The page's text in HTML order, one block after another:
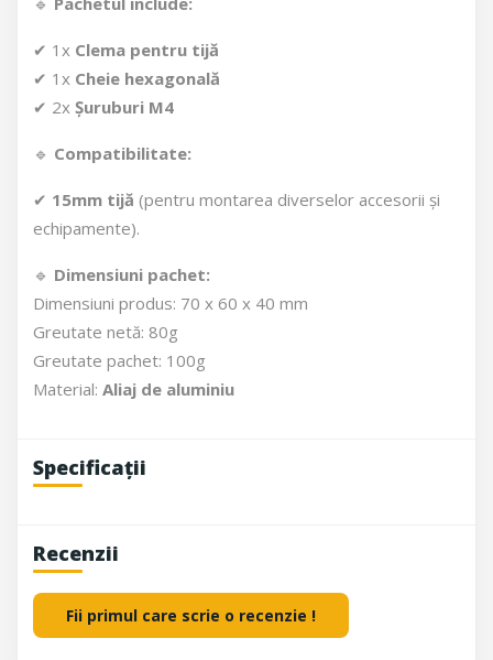
✔ 1x Clema pentru tijă
✔ 1x Cheie hexagonală
✔ 2x Șuruburi M4
🔹 Compatibilitate:
✔ 15mm tijă (pentru montarea diverselor accesorii și
echipamente).
🔹 Dimensiuni pachet:
Dimensiuni produs: 70 x 60 x 40 mm
Greutate netă: 80g
Greutate pachet: 100g
Material: Aliaj de aluminiu
Specificații
Recenzii
Fii primul care scrie o recenzie !